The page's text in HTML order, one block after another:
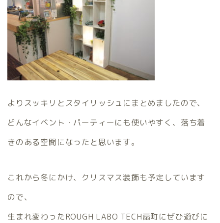
よりスッキリとスタイリッシュにまとめましたので、
どんなイベント・パーティーにも使いやすく、落ち着
きのある空間になったと思います。
これから冬にかけ、クリスマス装飾も予定しています
ので、
生まれ変わったROUGH LABO TECH扇町にぜひ遊びに